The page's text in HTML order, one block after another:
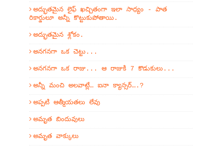
అద్భుతమైన లైఫ్ ఖచ్చితంగా ఇలా సాధ్యం - పాత
రికార్డులూ అన్నీ కొట్టుకుపోతాయి.
అద్భుతమైన శ్లోకం.
అనగనగా ఒక చెట్టు...
అనగనగా ఒక రాజు... ఆ రాజుకి 7 కొడుకులు...
అన్నీ మంచి అలవాట్లే… ఐనా క్యాన్సర్….?
అప్పటి ఆత్మీయతలు లేవు
అమృత బిందువులు
అమృత వాక్కులు